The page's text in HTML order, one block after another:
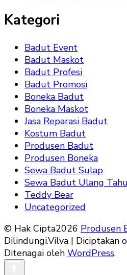
Kategori
Badut Event
Badut Maskot
Badut Profesi
Badut Promosi
Boneka Badut
Boneka Maskot
Jasa Reparasi Badut
Kostum Badut
Produsen Badut
Produsen Boneka
Sewa Badut Sulap
Sewa Badut Ulang
Teddy Bear
Uncategorized
© Hak Cipta2026 Produsen
Dilindungi.Vilva | Diciptakan
Ditenagai oleh WordPress.